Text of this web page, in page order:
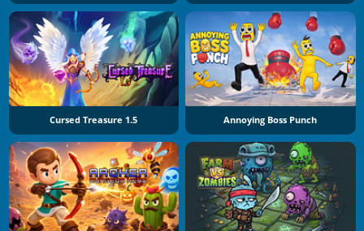
Cursed Treasure 1.5 Annoying Boss Punch